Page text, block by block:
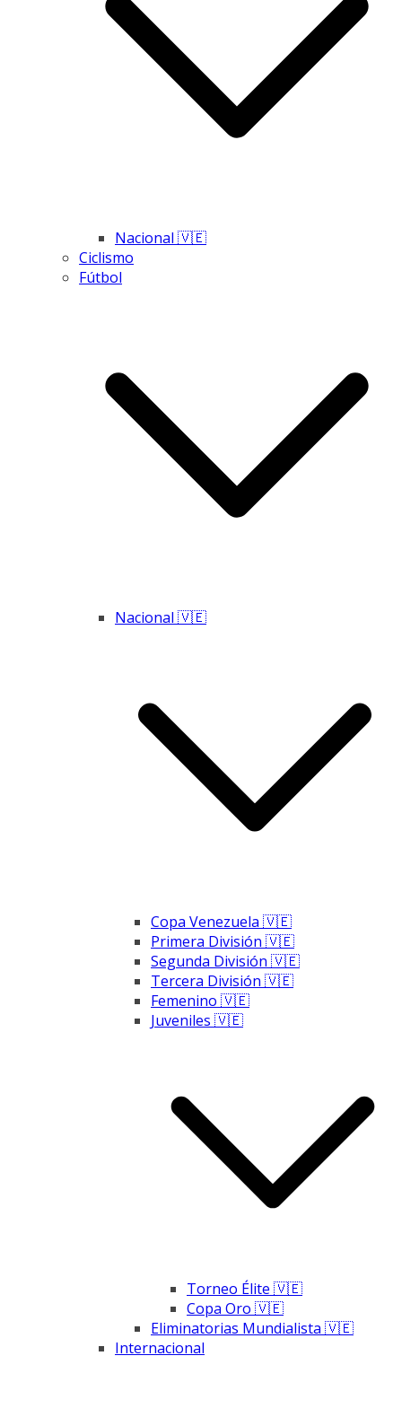
Nacional 🇻🇪
Ciclismo
Fútbol
Nacional 🇻🇪
Copa Venezuela 🇻🇪
Primera División 🇻🇪
Segunda División 🇻🇪
Tercera División 🇻🇪
Femenino 🇻🇪
Juveniles 🇻🇪
Torneo Élite 🇻🇪
Copa Oro 🇻🇪
Eliminatorias Mundialista 🇻🇪
Internacional